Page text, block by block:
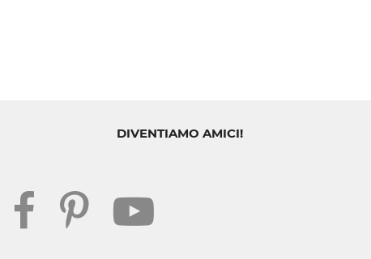
DIVENTIAMO AMICI!